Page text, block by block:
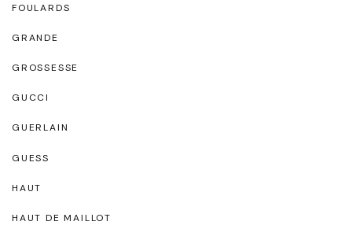
FOULARDS
GRANDE
GROSSESSE
GUCCI
GUERLAIN
GUESS
HAUT
HAUT DE MAILLOT